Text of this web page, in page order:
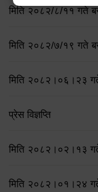
मिति २०८२/८/११ गते
मिति २०८२/७/१९ गते
मिति २०८२।०६।२३ गते
प्रेस विज्ञप्ति
मिति २०८२।०२।१३ गते
मिति २०८२।०१।२४ गते